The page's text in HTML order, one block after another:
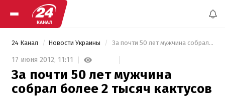
24 Канал Новости Украины За почти 50 лет мужчина собрал более 2 тысяч кактусов
17 июня 2012, 11:11
За почти 50 лет мужчина
собрал более 2 тысяч кактусов